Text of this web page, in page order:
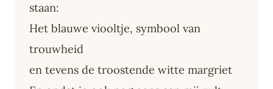
staan:
Het blauwe viooltje, symbool van
trouwheid
en tevens de troostende witte margriet